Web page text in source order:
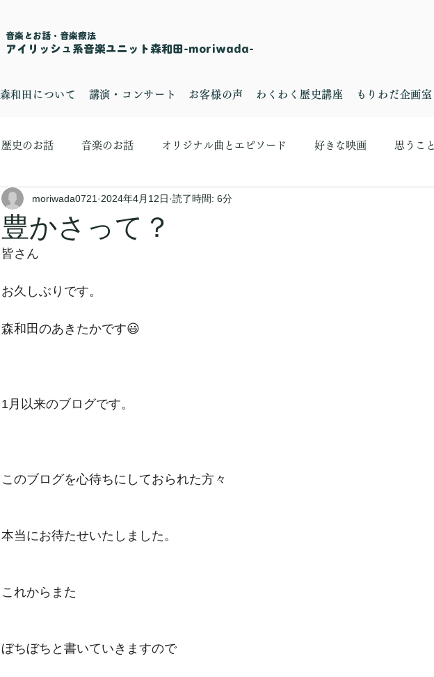
音楽とお話・音楽療法
​アイリッシュ系音楽ユニット森和田-moriwada-
森和田について 講演・コンサート お客様の声 わくわく歴史講座 もりわだ企画室
歴史のお話 音楽のお話 オリジナル曲とエピソード 好きな映画 思うこと
豊かさって？
moriwada0721 2024年4月12日 読了時間: 6分
皆さん
お久しぶりです。
森和田のあきたかです😃
1月以来のブログです。
このブログを心待ちにしておられた方々
本当にお待たせいたしました。
これからまた
ぼちぼちと書いていきますので